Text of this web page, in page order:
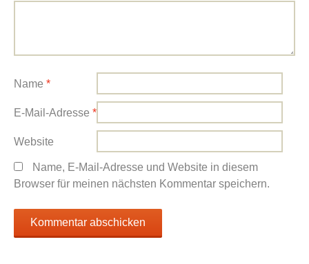
Name *
E-Mail-Adresse *
Website
Name, E-Mail-Adresse und Website in diesem
Browser für meinen nächsten Kommentar speichern.